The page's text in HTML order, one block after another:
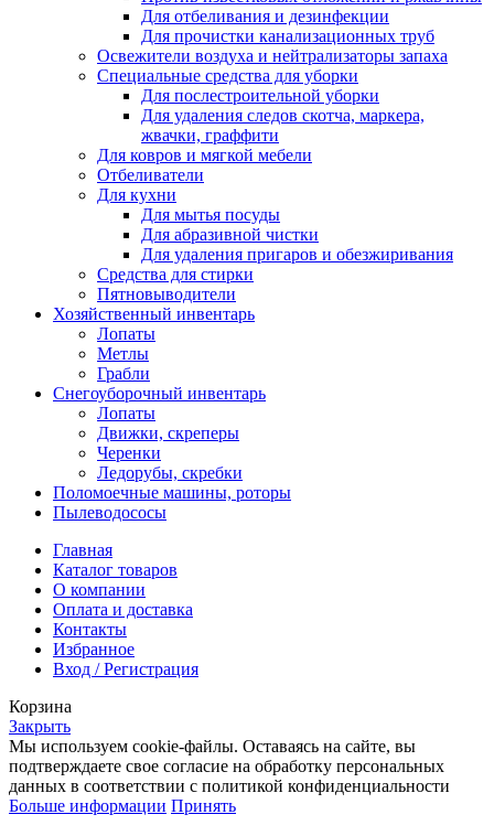
Для отбеливания и дезинфекции
Для прочистки канализационных труб
Освежители воздуха и нейтрализаторы запаха
Специальные средства для уборки
Для послестроительной уборки
Для удаления следов скотча, маркера,
жвачки, граффити
Для ковров и мягкой мебели
Отбеливатели
Для кухни
Для мытья посуды
Для абразивной чистки
Для удаления пригаров и обезжиривания
Средства для стирки
Пятновыводители
Хозяйственный инвентарь
Лопаты
Метлы
Грабли
Снегоуборочный инвентарь
Лопаты
Движки, скреперы
Черенки
Ледорубы, скребки
Поломоечные машины, роторы
Пылеводососы
Главная
Каталог товаров
О компании
Оплата и доставка
Контакты
Избранное
Вход / Регистрация
Корзина
Закрыть
Мы используем cookie-файлы. Оставаясь на сайте, вы
подтверждаете свое согласие на обработку персональных
данных в соответствии с политикой конфиденциальности
Больше информации Принять